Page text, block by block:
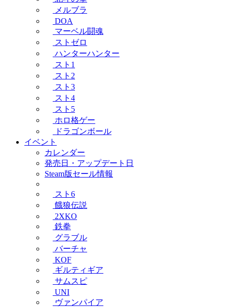
メルブラ
DOA
マーベル闘魂
ストゼロ
ハンターハンター
スト1
スト2
スト3
スト4
スト5
ホロ格ゲー
ドラゴンボール
イベント
カレンダー
発売日・アップデート日
Steam版セール情報
スト6
餓狼伝説
2XKO
鉄拳
グラブル
バーチャ
KOF
ギルティギア
サムスピ
UNI
ヴァンパイア